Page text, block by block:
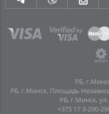
РБ,
РБ, г.Минск, Площадь
РБ, г.Минск,
+375 17 3-290-